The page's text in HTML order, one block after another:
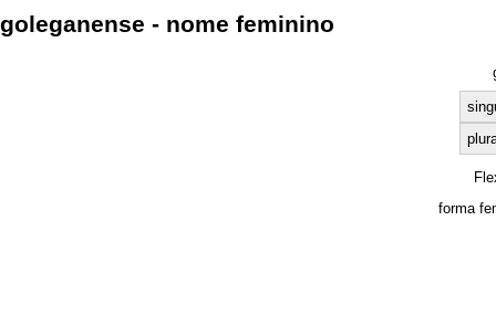
goleganense - nome feminino
forma